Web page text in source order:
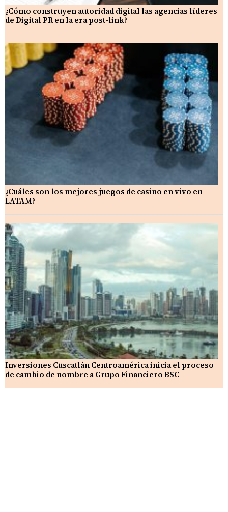
¿Cómo construyen autoridad digital las agencias líderes
de Digital PR en la era post-link?
¿Cuáles son los mejores juegos de casino en vivo en
LATAM?
Inversiones Cuscatlán Centroamérica inicia el proceso
de cambio de nombre a Grupo Financiero BSC